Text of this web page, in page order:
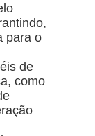
para o
de
como